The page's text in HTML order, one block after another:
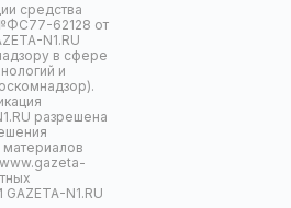
средства
62128 от
N1.RU
в сфере
и
разрешена
материалов
N1.RU